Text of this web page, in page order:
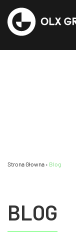
Strona Głowna › Blog
BLOG